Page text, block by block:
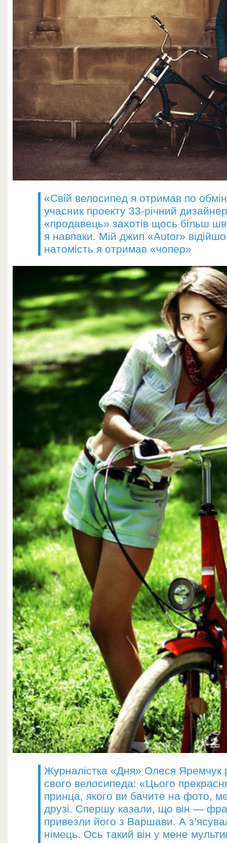
«Свій велосипед я отримав по
учасник проекту 33-річний
«продавець» захотів щось більш
я навпаки. Мій джип «Autor»
натомість я отримав «чопер»
Журналістка «Дня» Олеся Яремчук
свого велосипеда: «Цього
принца, якого ви бачите на фото,
друзі. Спершу казали, що він —
привезли його з Варшави. А
німець. Ось такий він у мене